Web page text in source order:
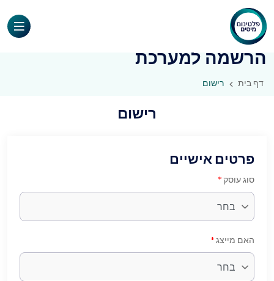
הרשמה למערכת
דף בית רישום
רישום
פרטים אישיים
סוג עוסק*
האם מייצג*